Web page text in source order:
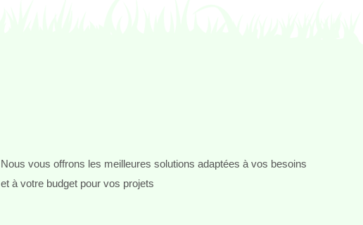
Nous vous offrons les meilleures solutions adaptées à vos besoins
et à votre budget pour vos projets